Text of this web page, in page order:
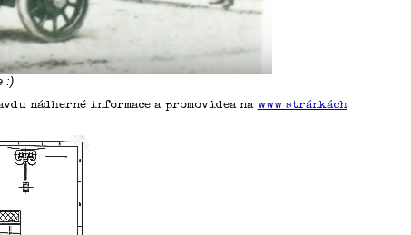
:)
nádherné informace a promovidea na www stránkách